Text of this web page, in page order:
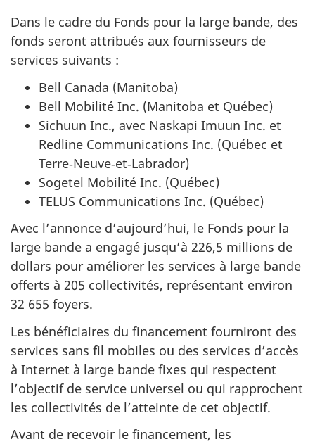
Dans le cadre du Fonds pour la large bande, des
fonds seront attribués aux fournisseurs de
services suivants :
Bell Canada (Manitoba)
Bell Mobilité Inc. (Manitoba et Québec)
Sichuun Inc., avec Naskapi Imuun Inc. et
Redline Communications Inc. (Québec et
Terre‑Neuve‑et‑Labrador)
Sogetel Mobilité Inc. (Québec)
TELUS Communications Inc. (Québec)
Avec l’annonce d’aujourd’hui, le Fonds pour la
large bande a engagé jusqu’à 226,5 millions de
dollars pour améliorer les services à large bande
offerts à 205 collectivités, représentant environ
32 655 foyers.
Les bénéficiaires du financement fourniront des
services sans fil mobiles ou des services d’accès
à Internet à large bande fixes qui respectent
l’objectif de service universel ou qui rapprochent
les collectivités de l’atteinte de cet objectif.
Avant de recevoir le financement, les